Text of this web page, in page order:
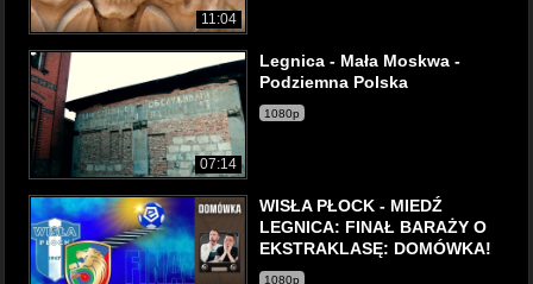
11:04
07:14
Legnica - Mała Moskwa -
Podziemna Polska
1080p
WISŁA PŁOCK - MIEDŹ
LEGNICA: FINAŁ BARAŻY O
EKSTRAKLASĘ: DOMÓWKA!
1080p